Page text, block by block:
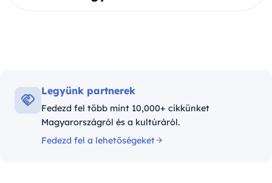
Legyünk partnerek
Fedezd fel több mint 10,000+ cikkünket
Magyarországról és a kultúráról.
Fedezd fel a lehetőségeket